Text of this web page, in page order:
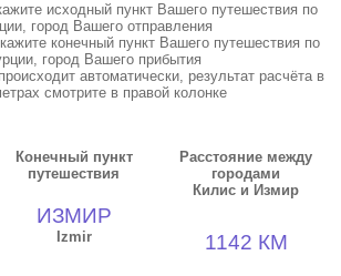
исходный пункт Вашего путешествия по
город Вашего отправления
конечный пункт Вашего путешествия по
город Вашего прибытия
автоматически, результат расчёта в
смотрите в правой колонке
Конечный пункт
путешествия
ИЗМИР
Izmir
Расстояние между
городами
Килис и Измир
1142 КМ